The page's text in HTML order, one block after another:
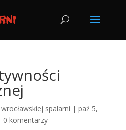
wrocławskiej spalarni | paź 5,
0 komentarzy